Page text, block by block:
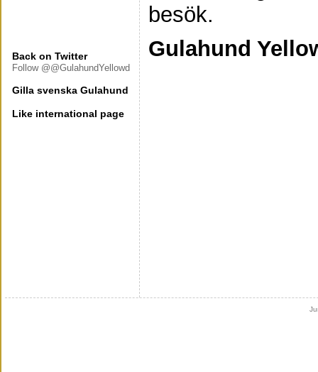
Back on Twitter
Follow @@GulahundYellowd
Gilla svenska Gulahund
Like international page
besök.
Gulahund